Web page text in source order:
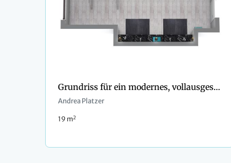
Grundriss für ein modernes, vollausgestattetes Bad
Andrea Platzer
19 m2